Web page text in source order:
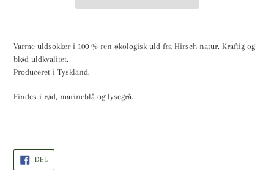
din
Varme uldsokker i 100 % ren økologisk uld fra Hirsch-natur. Kraftig og
blød uldkvalitet.
Produceret i Tyskland.
Findes i rød, marineblå og lysegrå.
DEL
FACEBOOK